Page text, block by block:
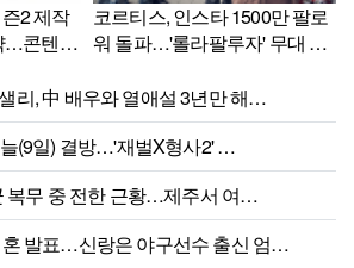
2 제작
콘텐츠·
코르티스, 인스타 1500만 팔로
워 돌파…'롤라팔루자' 무대 후
리, 中 배우와 열애설 3년만 해…
(9일) 결방…'재벌X형사2' …
복무 중 전한 근황…제주서 여…
혼 발표…신랑은 야구선수 출신 엄…